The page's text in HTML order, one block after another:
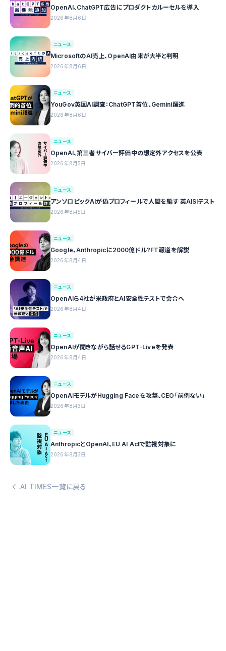
OpenAI、ChatGPT広告にプロダクトカルーセルを導入
2026年8月6日
ニュース
MicrosoftのAI売上、OpenAI由来が大半と判明
2026年8月6日
ニュース
YouGov英国AI調査：ChatGPT首位、Gemini躍進
2026年8月6日
ニュース
OpenAI、第三者サイバー評価中の想定外アクセスを公表
2026年8月5日
ニュース
アンソロピックAIが偽プロフィールで人間を騙す 英AISIテスト
2026年8月5日
ニュース
Google、Anthropicに2000億ドル?FT報道を解説
2026年8月4日
ニュース
OpenAIら4社が米政府とAI安全性テストで会合へ
2026年8月4日
ニュース
OpenAIが聞きながら話せるGPT-Liveを発表
2026年8月4日
ニュース
OpenAIモデルがHugging Faceを攻撃、CEO「前例ない」
2026年8月3日
ニュース
AnthropicとOpenAI、EU AI Actで監視対象に
2026年8月3日
.AI TIMES一覧に戻る